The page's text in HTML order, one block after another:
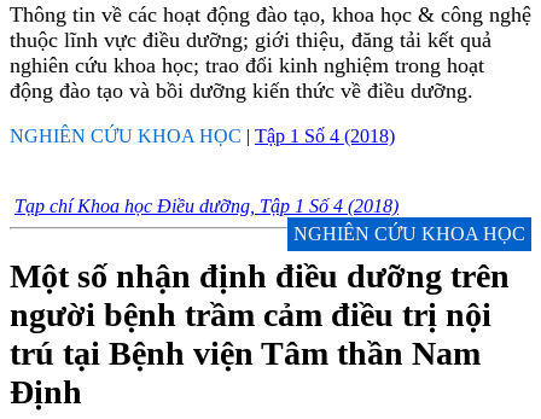
Thông tin về các hoạt động đào tạo, khoa học & công nghệ
thuộc lĩnh vực điều dưỡng; giới thiệu, đăng tải kết quả
nghiên cứu khoa học; trao đổi kinh nghiệm trong hoạt
động đào tạo và bồi dưỡng kiến thức về điều dưỡng.
NGHIÊN CỨU KHOA HỌC | Tập 1 Số 4 (2018)
Tạp chí Khoa học Điều dưỡng, Tập 1 Số 4 (2018)
NGHIÊN CỨU KHOA HỌC
Một số nhận định điều dưỡng trên
người bệnh trầm cảm điều trị nội
trú tại Bệnh viện Tâm thần Nam
Định